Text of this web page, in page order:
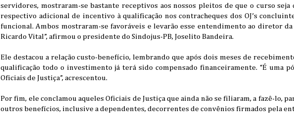
servidores, mostraram-se bastante receptivos aos nossos pleitos de que o curso seja
respectivo adicional de incentivo à qualificação nos contracheques dos OJ’s
funcional. Ambos mostraram-se favoráveis e levarão esse entendimento ao diretor
Ricardo Vital”, afirmou o presidente do Sindojus-PB, Joselito Bandeira.
Ele destacou a relação custo-benefício, lembrando que após dois meses de
qualificação todo o investimento já terá sido compensado financeiramente. “É uma
Oficiais de Justiça”, acrescentou.
Por fim, ele conclamou aqueles Oficiais de Justiça que ainda não se filiaram, a fazê-lo,
outros benefícios, inclusive a dependentes, decorrentes de convênios firmados pela